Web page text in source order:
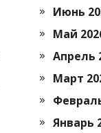
Июнь
Май
Апрель
Март
Январь